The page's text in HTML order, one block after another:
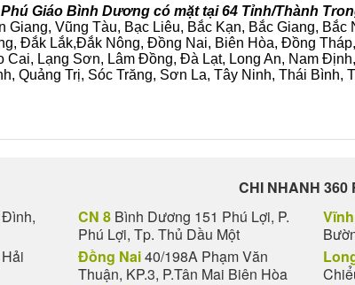
Giáo Bình Dương có mặt tại 64 Tỉnh/Thành
Giang, Vũng Tàu, Bạc Liêu, Bắc Kạn, Bắc Giang,
Đắk Lắk,Đắk Nông, Đồng Nai, Biên Hòa, Đồng
Cai, Lạng Sơn, Lâm Đồng, Đà Lạt, Long An, Nam
Quảng Trị, Sóc Trăng, Sơn La, Tây Ninh, Thái
CHI NHANH 360
CN 8 Bình Dương 151 Phú Lợi, P.
Phú Lợi, Tp. Thủ Dầu Một
Đồng Nai40/198A Phạm Văn
Thuận, KP.3, P.Tân Mai Biên Hòa